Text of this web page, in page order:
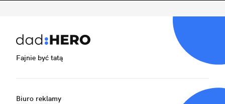
Fajnie być tatą
Biuro reklamy